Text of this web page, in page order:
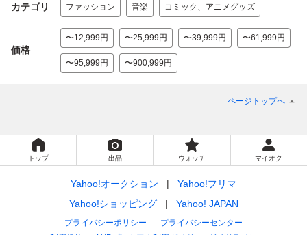
カテゴリ ファッション 音楽 コミック、アニメグッズ
価格
〜12,999円 〜25,999円 〜39,999円 〜61,999円
〜95,999円 〜900,999円
ページトップへ
トップ 出品 ウォッチ マイオク
Yahoo!オークション
Yahoo!フリマ
Yahoo!ショッピング
Yahoo! JAPAN
プライバシーポリシー
プライバシーセンター